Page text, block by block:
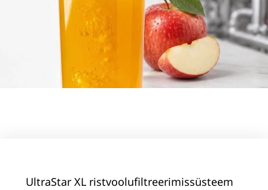
UltraStar XL ristvoolufiltreerimissüsteem